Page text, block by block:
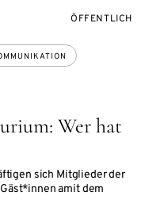
Wer hat
sich Mitglieder der
amit dem
ÖFFENTLICH